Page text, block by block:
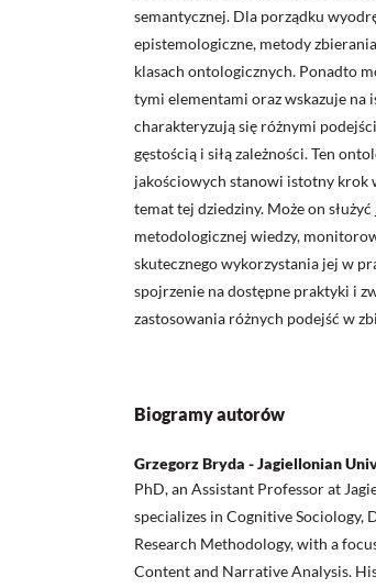
semantycznej. Dla porządku
epistemologiczne, metody
klasach ontologicznych. Ponadto
tymi elementami oraz wskazuje
charakteryzują się różnymi
gęstością i siłą zależności. Ten
jakościowych stanowi istotny krok
temat tej dziedziny. Może on
metodologicznej wiedzy,
skutecznego wykorzystania jej w
spojrzenie na dostępne praktyki i
zastosowania różnych podejść w
Biogramy autorów
Grzegorz Bryda - Jagiellonian
PhD, an Assistant Professor at
specializes in Cognitive Sociology,
Research Methodology, with a
Content and Narrative Analysis.